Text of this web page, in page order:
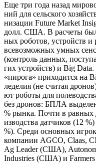
Еще три года назад
ний для сель­ско­го
ни­за­ции Future Market
долл. США. В рас­че­ты
ных робо­тов, устройств и
все­воз­мож­ных умных
(кон­троль дан­ных,
гих устройств) и Big
«пиро­га» при­хо­дит­ся на
ле­де­лия (не счи­тая
ют робо­ты для
без дро­нов: БПЛА
% рын­ка. Почти в рав­ных
из­вод­ства дат­чи­ков (12
%). Сре­ди основ­ных
ком­па­нии AGCO, Claas,
Ag Leader (США),
Industries (США) и Farmers